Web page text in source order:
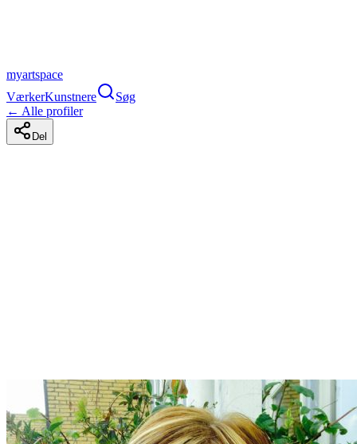
myartspace
VærkerKunstnere
Søg
← Alle profiler
Del